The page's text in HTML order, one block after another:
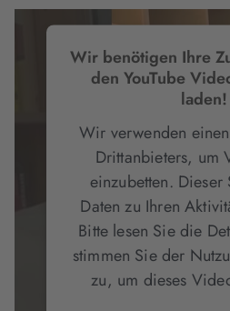
Wir benötigen Ihre
den YouTube
laden!
Wir verwenden
Drittanbieters, um
einzubetten. Dieser
Daten zu Ihren
Bitte lesen Sie die
stimmen Sie der
zu, um dieses